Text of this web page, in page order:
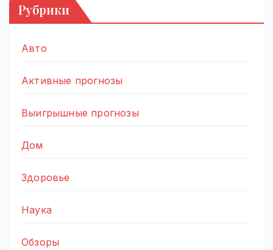
Рубрики
Авто
Активные прогнозы
Выигрышные прогнозы
Дом
Здоровье
Наука
Обзоры